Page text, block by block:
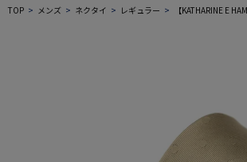
TOP メンズ ネクタイ レギュラー 【KATHARINE E